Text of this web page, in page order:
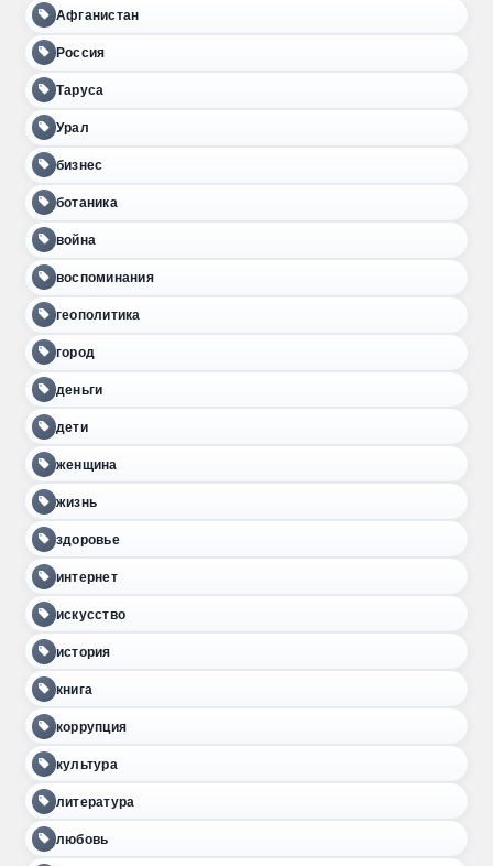
Афганистан
Россия
Таруса
Урал
бизнес
ботаника
война
воспоминания
геополитика
город
деньги
дети
женщина
жизнь
здоровье
интернет
искусство
история
книга
коррупция
культура
литература
любовь